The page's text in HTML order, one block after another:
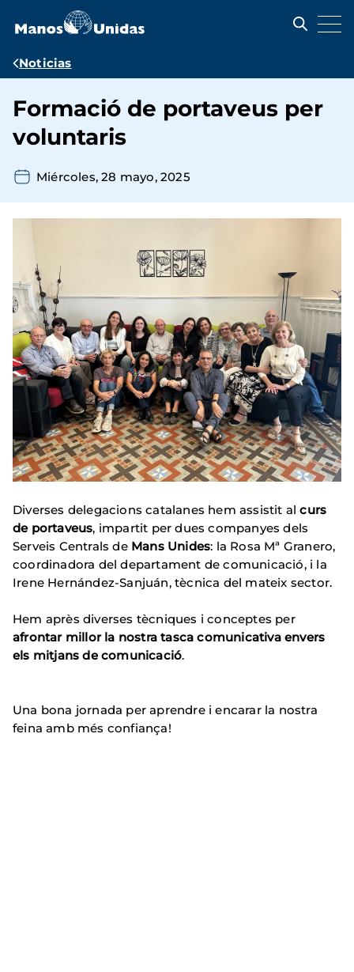
contenido
Ruta
navegación
Noticias
Formació de portaveus per
voluntaris
Miércoles, 28 mayo, 2025
Diverses delegacions catalanes hem assistit alcurs
de portaveus, impartit per dues companyes dels
Serveis Centrals de Mans Unides: la Rosa Mª Granero,
coordinadora del departament de comunicació, i la
Irene Hernández-Sanjuán, tècnica del mateix sector.
Hem après diverses tècniques i conceptes per
afrontar millor la nostra tasca comunicativa envers
els mitjans de comunicació.
Una bona jornada per aprendre i encarar la nostra
feina amb més confiança!